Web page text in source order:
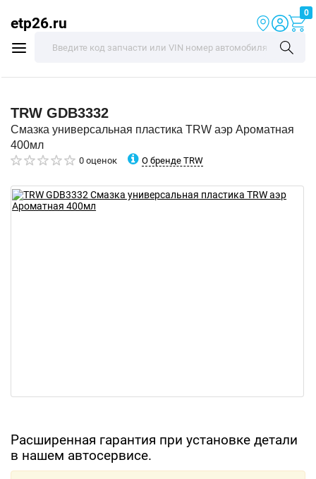
etp26.ru
0
TRW GDB3332
Смазка универсальная пластика TRW аэр Ароматная
400мл
0 оценок О бренде TRW
Расширенная гарантия при установке детали
в нашем автосервисе.